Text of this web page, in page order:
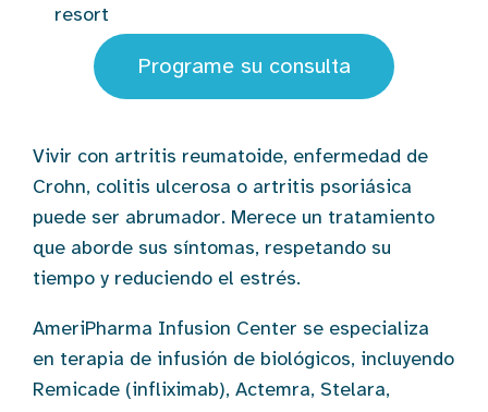
resort
Programe su consulta
Vivir con artritis reumatoide, enfermedad de
Crohn, colitis ulcerosa o artritis psoriásica
puede ser abrumador. Merece un tratamiento
que aborde sus síntomas, respetando su
tiempo y reduciendo el estrés.
AmeriPharma Infusion Center se especializa
en terapia de infusión de biológicos, incluyendo
Remicade (infliximab), Actemra, Stelara,